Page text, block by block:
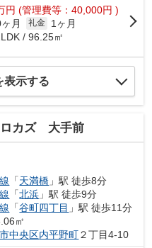
円 (管理費等：40,000円 )
月 礼金
1ヶ月
/ 96.25㎡
表示する
カズ 大手前
「天満橋 」駅 徒歩8分
「北浜 」駅 徒歩9分
「谷町四丁目 」駅 徒歩11分
㎡
中央区内平野町２丁目4-10